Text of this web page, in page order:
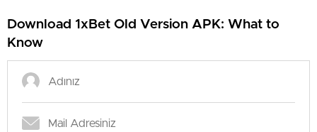
Download 1xBet Old Version APK: What to
Know